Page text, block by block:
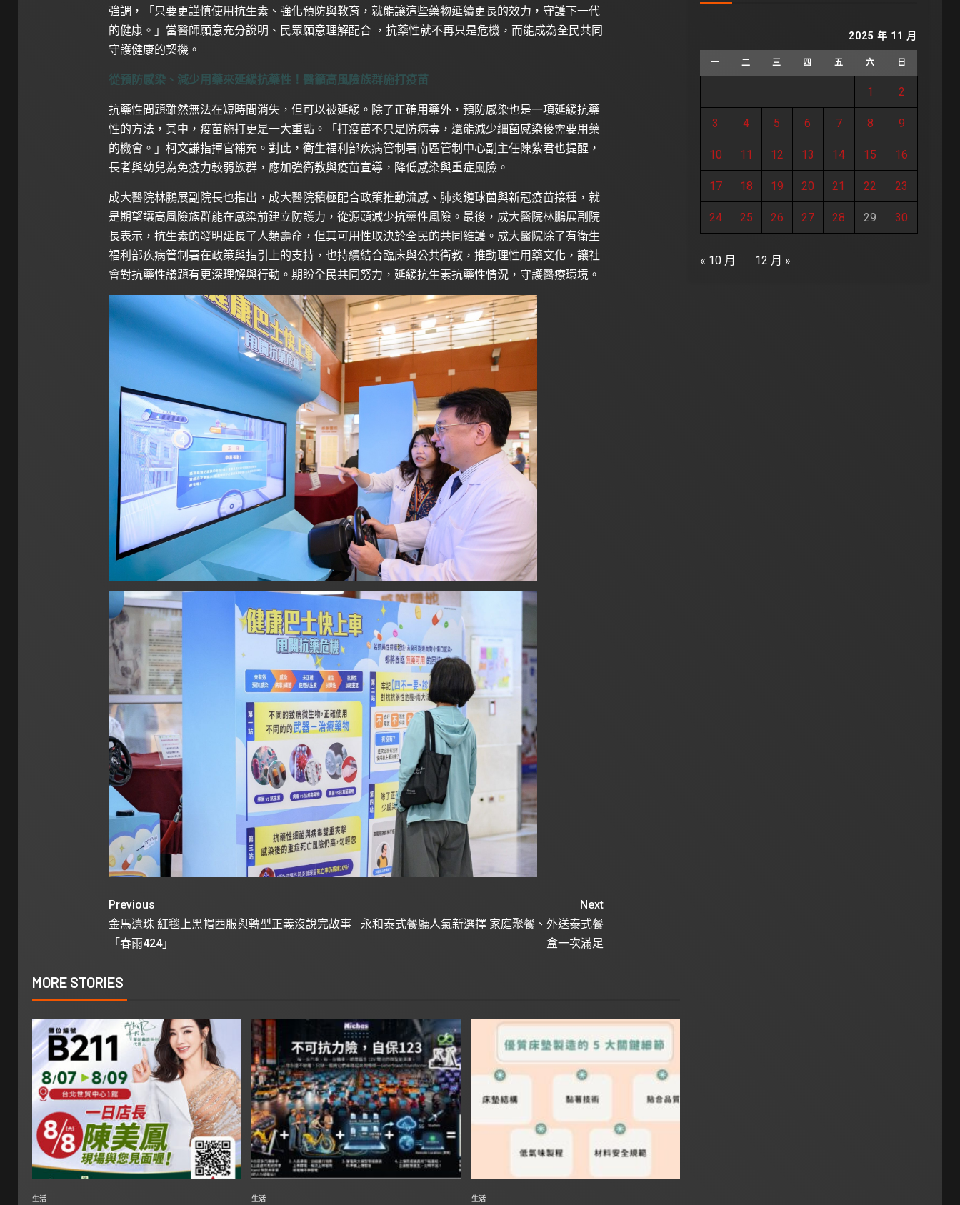
強調，「只要更謹慎使用抗生素、強化預防與教育，就能讓這些藥物延續更長的效力，守護下一代
的健康。」當醫師願意充分說明、民眾願意理解配合 ，抗藥性就不再只是危機，而能成為全民共同
守護健康的契機。
從預防感染、減少用藥來延緩抗藥性！醫籲高風險族群施打疫苗
抗藥性問題雖然無法在短時間消失，但可以被延緩。除了正確用藥外，預防感染也是一項延緩抗藥
性的方法，其中，疫苗施打更是一大重點。「打疫苗不只是防病毒，還能減少細菌感染後需要用藥
的機會。」柯文謙指揮官補充。對此，衛生福利部疾病管制署南區管制中心副主任陳紫君也提醒，
長者與幼兒為免疫力較弱族群，應加強衛教與疫苗宣導，降低感染與重症風險。
成大醫院林鵬展副院長也指出，成大醫院積極配合政策推動流感、肺炎鏈球菌與新冠疫苗接種，就
是期望讓高風險族群能在感染前建立防護力，從源頭減少抗藥性風險。最後，成大醫院林鵬展副院
長表示，抗生素的發明延長了人類壽命，但其可用性取決於全民的共同維護。成大醫院除了有衛生
福利部疾病管制署在政策與指引上的支持，也持續結合臨床與公共衛教，推動理性用藥文化，讓社
會對抗藥性議題有更深理解與行動。期盼全民共同努力，延緩抗生素抗藥性情況，守護醫療環境。
Previous
金馬遺珠 紅毯上黑帽西服與轉型正義沒說完故事
「春雨424」
Next
永和泰式餐廳人氣新選擇 家庭聚餐、外送泰式餐
盒一次滿足
MORE STORIES
生活 生活 生活
2025 年 11 月
一 二 三 四 五 六 日
1 2
3 4 5 6 7 8 9
10 11 12 13 14 15 16
17 18 19 20 21 22 23
24 25 26 27 28 29 30
« 10 月 12 月 »